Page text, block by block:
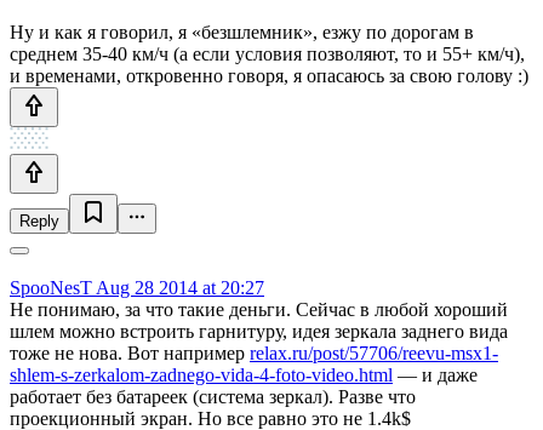
Ну и как я говорил, я «безшлемник», езжу по дорогам в
среднем 35-40 км/ч (а если условия позволяют, то и 55+ км/ч),
и временами, откровенно говоря, я опасаюсь за свою голову :)
Reply
SpooNesT Aug 28 2014 at 20:27
Не понимаю, за что такие деньги. Сейчас в любой хороший
шлем можно встроить гарнитуру, идея зеркала заднего вида
тоже не нова. Вот например relax.ru/post/57706/reevu-msx1-
shlem-s-zerkalom-zadnego-vida-4-foto-video.html — и даже
работает без батареек (система зеркал). Разве что
проекционный экран. Но все равно это не 1.4k$